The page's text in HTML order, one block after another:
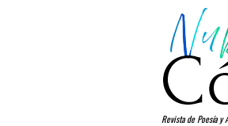
Revista de Poesía